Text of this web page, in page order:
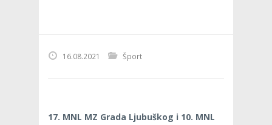
16.08.2021 Šport
17. MNL MZ Grada Ljubuškog i 10. MNL